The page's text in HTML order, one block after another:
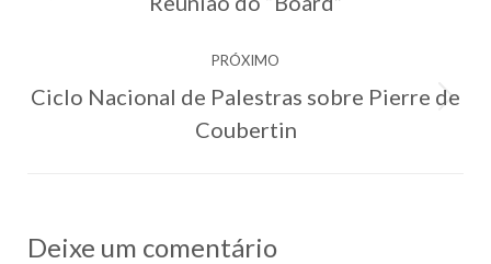
PRÓXIMO
Próximo
post:
Ciclo Nacional de Palestras sobre Pierre de
Coubertin
Deixe um comentário